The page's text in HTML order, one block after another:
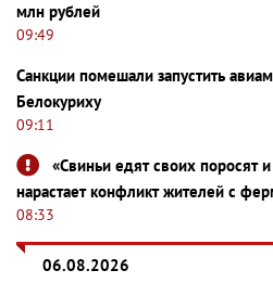
млн рублей
09:49
Санкции помешали запустить
Белокуриху
09:11
«Свиньи едят своих поросят
нарастает конфликт жителей с
08:33
06.08.2026